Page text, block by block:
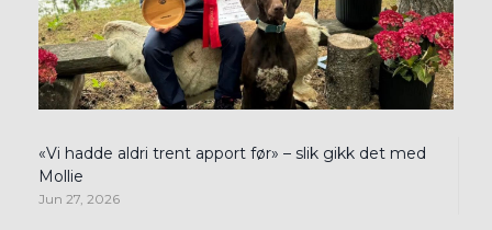
«Vi hadde aldri trent apport før» – slik gikk det med
Mollie
Jun 27, 2026